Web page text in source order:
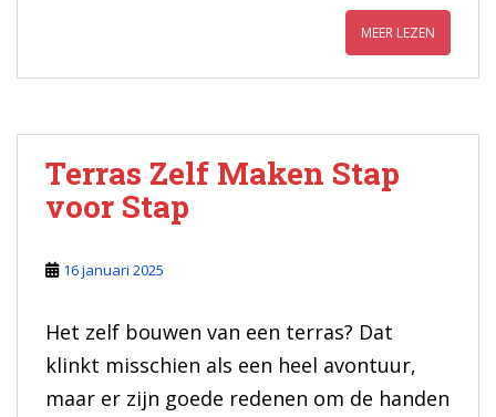
MEER LEZEN
Terras Zelf Maken Stap
voor Stap
16 januari 2025
Het zelf bouwen van een terras? Dat
klinkt misschien als een heel avontuur,
maar er zijn goede redenen om de handen